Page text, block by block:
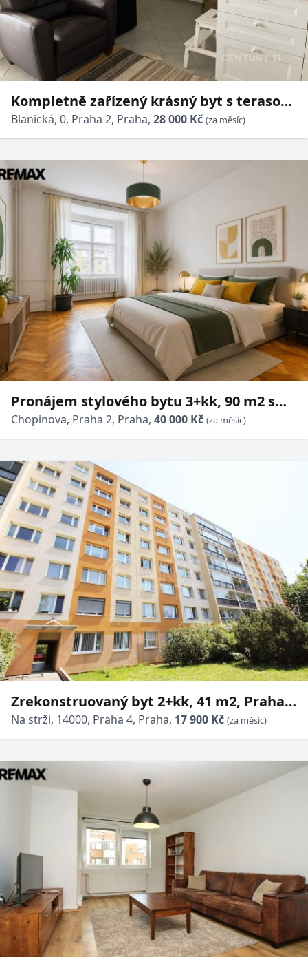
Kompletně zařízený krásný byt s terasou,
ihned volný
Blanická, 0, Praha 2, Praha, 28 000 Kč (za měsíc)
Pronájem stylového bytu 3+kk, 90 m2 s
výhledem do Riegrových sadů
Chopinova, Praha 2, Praha, 40 000 Kč (za měsíc)
Zrekonstruovaný byt 2+kk, 41 m2, Praha
4- Krč, Na Strži
Na strži, 14000, Praha 4, Praha, 17 900 Kč (za měsíc)